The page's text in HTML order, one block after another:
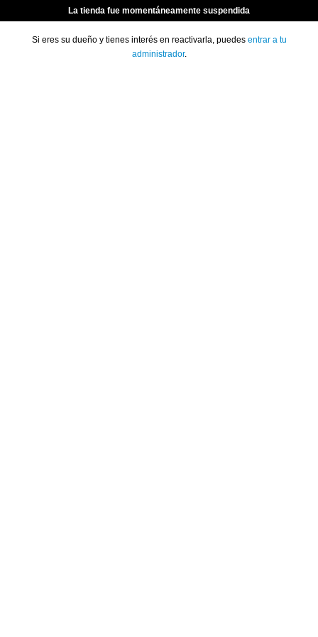
La tienda fue momentáneamente suspendida
Si eres su dueño y tienes interés en reactivarla, puedes entrar a tu
administrador.